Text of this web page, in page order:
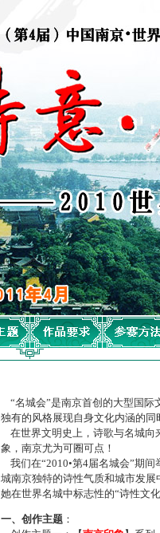
“名城会”是南京首创的大型国际
独有的风格展现自身文化内涵的
在世界文明史上，诗歌与名城向
象，南京尤为可圈可点！
我们在“2010•第4届名城会”期
城南京独特的诗性气质和城市发
她在世界名城中标志性的“诗性文
一、创作主题 ：